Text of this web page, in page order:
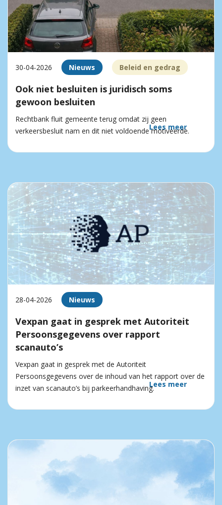
30-04-2026 Nieuws Beleid en gedrag
Ook niet besluiten is juridisch soms
gewoon besluiten
Rechtbank fluit gemeente terug omdat zij geen
verkeersbesluit nam en dit niet voldoende motiveerde.
Lees meer
28-04-2026 Nieuws
Vexpan gaat in gesprek met Autoriteit
Persoonsgegevens over rapport
scanauto’s
Vexpan gaat in gesprek met de Autoriteit
Persoonsgegevens over de inhoud van het rapport over de
inzet van scanauto’s bij parkeerhandhaving.Lees meer